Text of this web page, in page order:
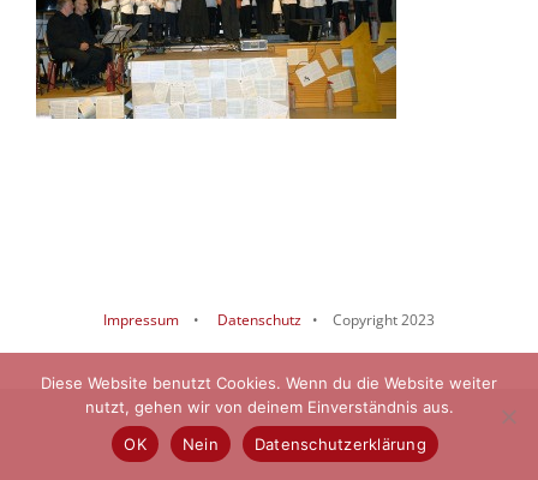
Impressum • Datenschutz • Copyright 2023
Diese Website benutzt Cookies. Wenn du die Website weiter
nutzt, gehen wir von deinem Einverständnis aus.
OK
Nein Datenschutzerklärung